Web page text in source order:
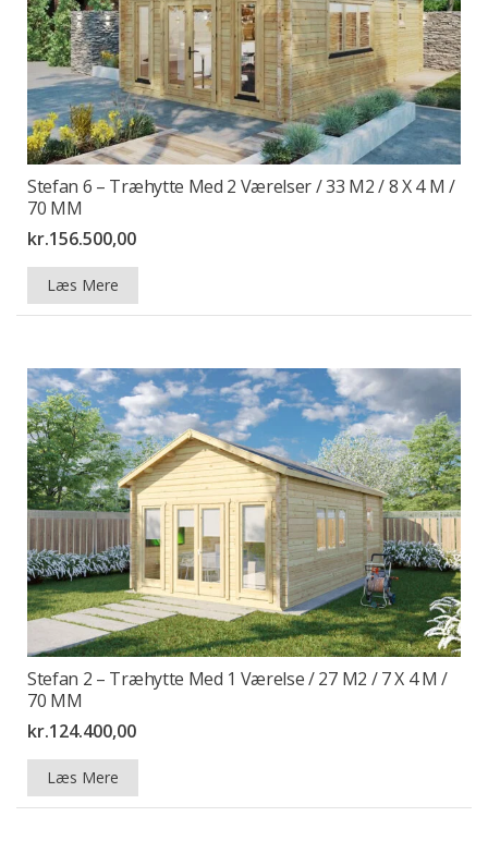
Stefan 6 – Træhytte Med 2 Værelser / 33 M2 / 8 X 4 M /
70 MM
kr.156.500,00
Læs Mere
Stefan 2 – Træhytte Med 1 Værelse / 27 M2 / 7 X 4 M /
70 MM
kr.124.400,00
Læs Mere